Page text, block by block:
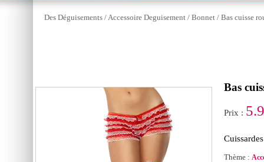
Des Déguisements /Accessoire Deguisement / Bonnet / Bas cuisse
Bas
Prix :
Thème :